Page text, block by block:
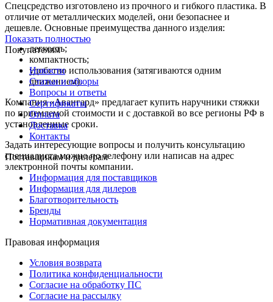
Спецсредство изготовлено из прочного и гибкого пластика. В
отличие от металлических моделей, они безопаснее и
дешевле. Основные преимущества данного изделия:
легкость;
компактность;
удобство использования (затягиваются одним
движением).
Компания «Авангард» предлагает купить наручники стяжки
по приемлемой стоимости и с доставкой во все регионы РФ в
установленные сроки.
Задать интересующие вопросы и получить консультацию
специалиста можно по телефону или написав на адрес
электронной почты компании.
Показать полностью
Покупателям
Новости
Статьи и обзоры
Вопросы и ответы
Сертификаты
Оплата
Доставка
Контакты
Поставщикам и дилерам
Информация для поставщиков
Информация для дилеров
Благотворительность
Бренды
Нормативная документация
Правовая информация
Условия возврата
Политика конфиденциальности
Согласие на обработку ПС
Согласие на рассылку